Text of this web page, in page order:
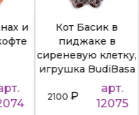
и
Кот Басик в
пиджаке в
сиреневую клетку,
игрушка BudiBasa
2100₽
арт.
12075